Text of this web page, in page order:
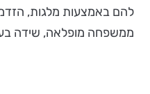
להם באמצעות מלגות,
ממשפחה מופלאה, שידה